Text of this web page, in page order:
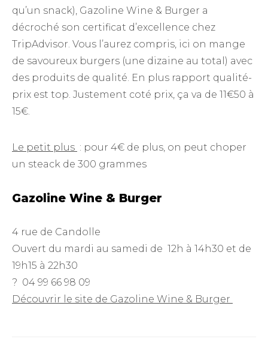
qu’un snack), Gazoline Wine & Burger a
décroché son certificat d’excellence chez
TripAdvisor. Vous l’aurez compris, ici on mange
de savoureux burgers (une dizaine au total) avec
des produits de qualité. En plus rapport qualité-
prix est top. Justement coté prix, ça va de 11€50 à
15€.
Le petit plus : pour 4€ de plus, on peut choper
un steack de 300 grammes
Gazoline Wine & Burger
4 rue de Candolle
Ouvert du mardi au samedi de 12h à 14h30 et de
19h15 à 22h30
? 04 99 66 98 09
Découvrir le site de Gazoline Wine & Burger